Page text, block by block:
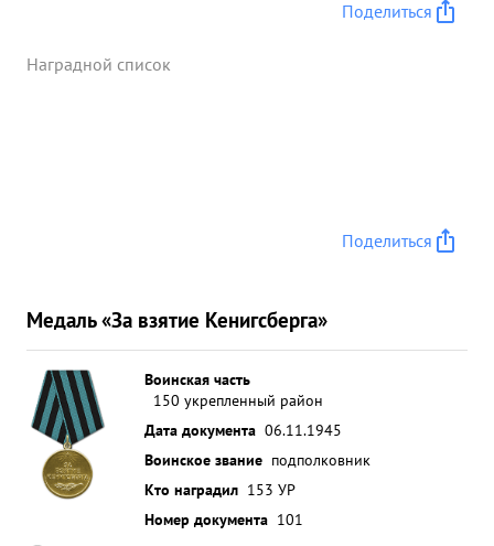
Поделиться
Наградной список
Поделиться
Медаль «За взятие Кенигсберга»
Воинская часть
150 укрепленный район
Дата документа 06.11.1945
Воинское звание подполковник
Кто наградил 153 УР
Номер документа 101